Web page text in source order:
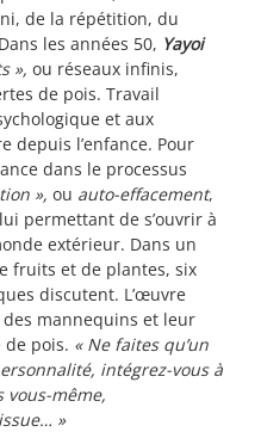
de la répétition, du
les années 50, Yayoi
», ou réseaux infinis,
de pois. Travail
et aux
depuis l’enfance. Pour
dans le processus
», ou auto-effacement,
permettant de s’ouvrir à
extérieur. Dans un
fruits et de plantes, six
discutent. L’œuvre
des mannequins et leur
pois. « Ne faites qu’un
intégrez-vous à
vous-même,
»